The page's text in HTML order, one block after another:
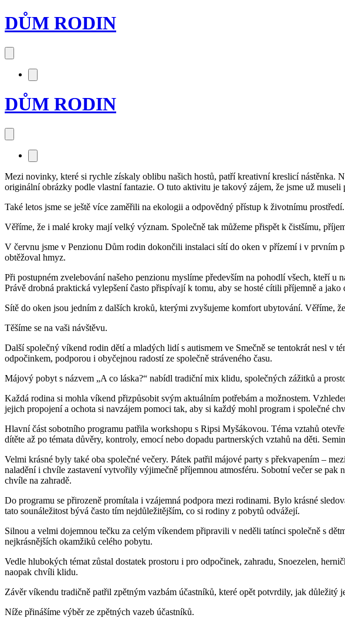
DŮM RODIN
DŮM RODIN
Mezi novinky, které si rychle získaly oblibu našich hostů, patří kreativní kreslicí nástěnka.
originální obrázky podle vlastní fantazie. O tuto aktivitu je takový zájem, že jsme už
Také letos jsme se ještě více zaměřili na ekologii a odpovědný přístup k životnímu
Věříme, že i malé kroky mají velký význam. Společně tak můžeme přispět k čistšímu,
V červnu jsme v Penzionu Dům rodin dokončili instalaci sítí do oken v přízemí i v prvním
obtěžoval hmyz.
Při postupném zvelebování našeho penzionu myslíme především na pohodlí všech, kteří
Právě drobná praktická vylepšení často přispívají k tomu, aby se hosté cítili příjemně a jako
Sítě do oken jsou jedním z dalších kroků, kterými zvyšujeme komfort ubytování. Věříme,
Těšíme se na vaši návštěvu.
Další společný víkend rodin dětí a mladých lidí s autismem ve Smečně se tentokrát nesl v
odpočinkem, podporou i obyčejnou radostí ze společně stráveného času.
Májový pobyt s názvem „A co láska?“ nabídl tradiční mix klidu, společných zážitků a
Každá rodina si mohla víkend přizpůsobit svým aktuálním potřebám a možnostem.
jejich propojení a ochota si navzájem pomoci tak, aby si každý mohl program i společné
Hlavní část sobotního programu patřila workshopu s Ripsi Myšákovou. Téma vztahů
dítěte až po témata důvěry, kontroly, emocí nebo dopadu partnerských vztahů na děti.
Velmi krásné byly také oba společné večery. Pátek patřil májové party s překvapením –
naladění i chvíle zastavení vytvořily výjimečně příjemnou atmosféru. Sobotní večer se
chvíle na zahradě.
Do programu se přirozeně promítala i vzájemná podpora mezi rodinami. Bylo krásné
tato sounáležitost bývá často tím nejdůležitějším, co si rodiny z pobytů odvážejí.
Silnou a velmi dojemnou tečku za celým víkendem připravili v neděli tatínci společně s
nejkrásnějších okamžiků celého pobytu.
Vedle hlubokých témat zůstal dostatek prostoru i pro odpočinek, zahradu, Snoezelen,
naopak chvíli klidu.
Závěr víkendu tradičně patřil zpětným vazbám účastníků, které opět potvrdily, jak důležitý
Níže přinášíme výběr ze zpětných vazeb účastníků.